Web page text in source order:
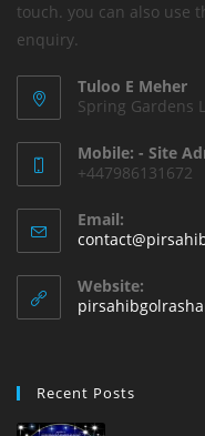
touch. you can also use
enquiry.
Tuloo E Meher
Spring Gardens
Mobile: - Site
+447986131672
Email:
Website:
Recent Posts